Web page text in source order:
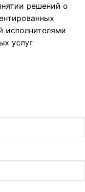
решений о
исполнителями
услуг